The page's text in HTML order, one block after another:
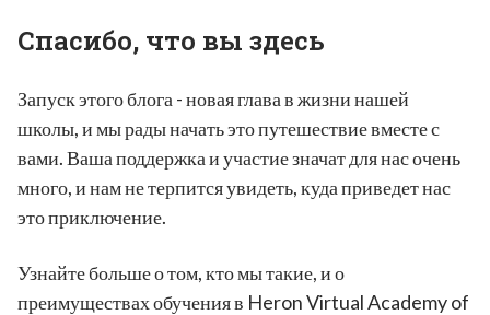
Спасибо, что вы здесь
Запуск этого блога - новая глава в жизни нашей
школы, и мы рады начать это путешествие вместе с
вами. Ваша поддержка и участие значат для нас очень
много, и нам не терпится увидеть, куда приведет нас
это приключение.
Узнайте больше о том, кто мы такие, и о
преимуществах обучения в Heron Virtual Academy of